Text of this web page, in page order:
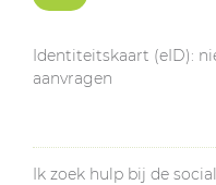
Identiteitskaart (eID):
aanvragen
Ik zoek hulp bij de